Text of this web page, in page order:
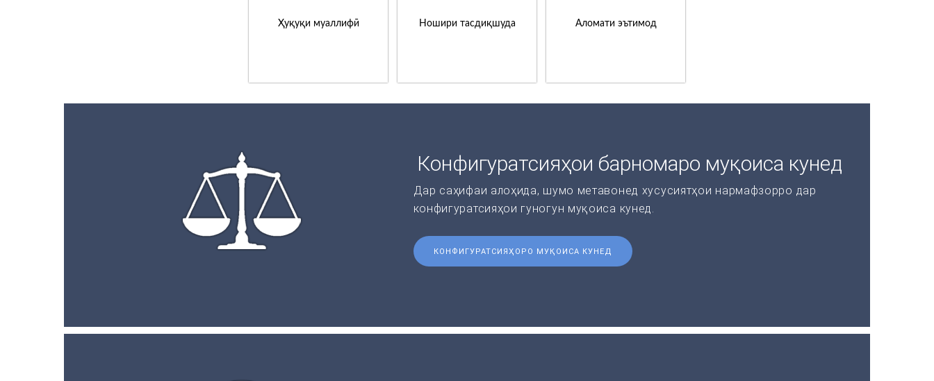
Ҳуқуқи муаллифӣ Ношири тасдиқшуда Аломати эътимод
Конфигуратсияҳои барномаро муқоиса кунед
Дар саҳифаи алоҳида, шумо метавонед хусусиятҳои нармафзорро дар
конфигуратсияҳои гуногун муқоиса кунед.
КОНФИГУРАТСИЯҲОРО МУҚОИСА КУНЕД